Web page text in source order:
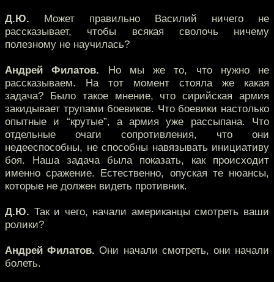
Д.Ю. Может правильно Василий ничего не
рассказывает, чтобы всякая сволочь ничему
полезному не научилась?
Андрей Филатов. Но мы же то, что нужно не
рассказываем. На тот момент стояла же какая
задача? Было такое мнение, что сирийская армия
закидывает трупами боевиков. Что боевики настолько
опытные и “крутые”, а армия уже рассыпана. Что
отдельные очаги сопротивления, что они
недееспособны, не способны навязывать инициативу
боя. Наша задача была показать, как происходит
именно сражение. Естественно, опуская те нюансы,
которые не должен видеть противник.
Д.Ю. Так и чего, начали американцы смотреть ваши
ролики?
Андрей Филатов. Они начали смотреть, они начали
болеть.